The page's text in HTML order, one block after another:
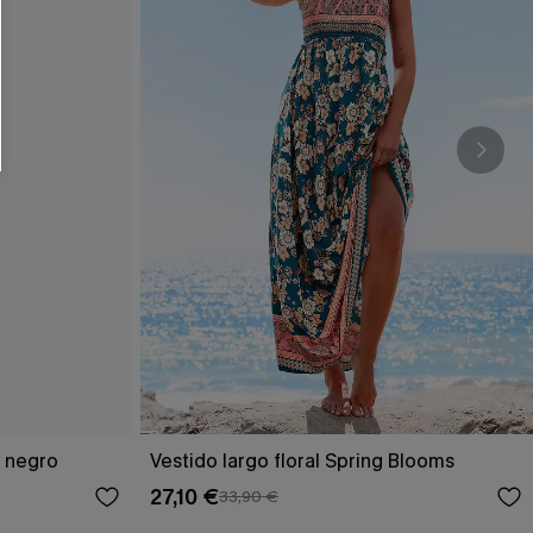
Vestido largo floral Spring Blooms
27,10 €33,90 €
formulario, usted acepta nuestros
de Cupshe en cualquier momento del
y ofertas adaptados a su perfil.